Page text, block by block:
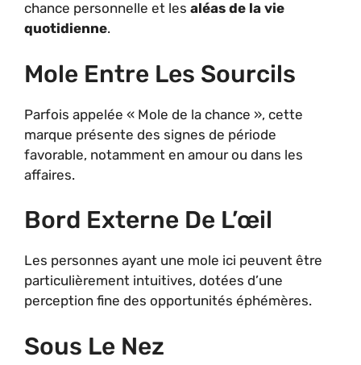
chance personnelle et les aléas de la vie
quotidienne.
Mole Entre Les Sourcils
Parfois appelée « Mole de la chance », cette
marque présente des signes de période
favorable, notamment en amour ou dans les
affaires.
Bord Externe De L’œil
Les personnes ayant une mole ici peuvent être
particulièrement intuitives, dotées d’une
perception fine des opportunités éphémères.
Sous Le Nez